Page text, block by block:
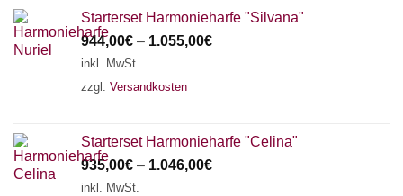
Starterset Harmonieharfe "Silvana"
944,00€ – 1.055,00€
inkl. MwSt.
zzgl. Versandkosten
Starterset Harmonieharfe "Celina"
935,00€ – 1.046,00€
inkl. MwSt.